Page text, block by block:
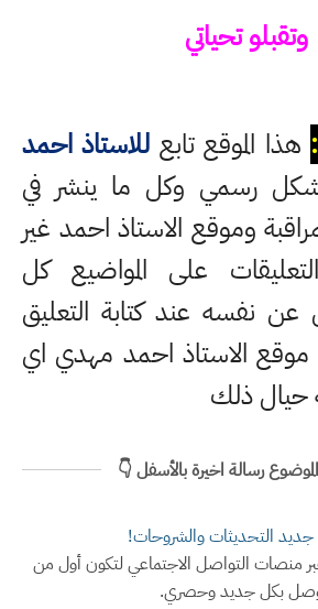
وتقبلو تحياتي
هذا الموقع تابع للاستاذ احمد
رسمي وكل ما ينشر في
وموقع الاستاذ احمد غير
على المواضيع كل
عند كتابة التعليق
الاستاذ احمد مهدي اي
حيال ذلك
رسالة اخيرة بالأسفل 👇
جديد التحديثات والشروحات!
عبر منصات التواصل الاجتماعي لتكون أول من
بكل جديد وحصري.